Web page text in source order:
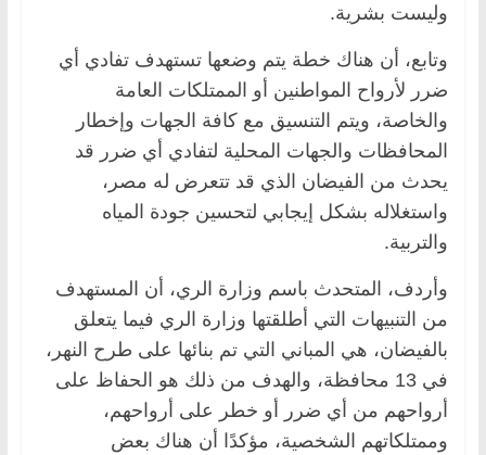
وليست بشرية.
وتابع، أن هناك خطة يتم وضعها تستهدف تفادي أي
ضرر لأرواح المواطنين أو الممتلكات العامة
والخاصة، ويتم التنسيق مع كافة الجهات وإخطار
المحافظات والجهات المحلية لتفادي أي ضرر قد
يحدث من الفيضان الذي قد تتعرض له مصر،
واستغلاله بشكل إيجابي لتحسين جودة المياه
والتربية.
وأردف، المتحدث باسم وزارة الري، أن المستهدف
من التنبيهات التي أطلقتها وزارة الري فيما يتعلق
بالفيضان، هي المباني التي تم بنائها على طرح النهر،
في 13 محافظة، والهدف من ذلك هو الحفاظ على
أرواحهم من أي ضرر أو خطر على أرواحهم،
وممتلكاتهم الشخصية، مؤكدًا أن هناك بعض